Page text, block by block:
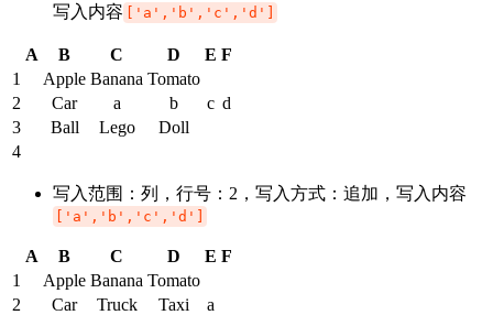
写入内容 ['a','b','c','d']
A B C D E F
1
Apple Banana Tomato
2
Car a b c d
3
Ball Lego
Doll
4
写入范围：列，行号：2，写入方式：追加，写入内容
['a','b','c','d']
A B C D E F
1
Apple Banana Tomato
2
Car Truck Taxi
a